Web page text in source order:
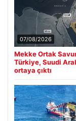
07/08/2026
Mekke Ortak
Türkiye, Suudi
ortaya çıktı